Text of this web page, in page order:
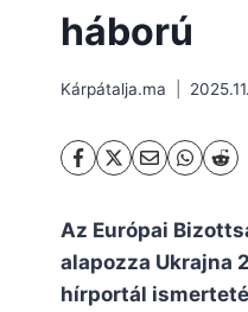
háború
Kárpátalja.ma
Az Európai
alapozza Ukrajna
hírportál